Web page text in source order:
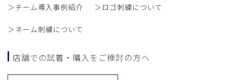
＞チーム導入事例紹介 ＞ロゴ刺繍について
＞ネーム刺繍について
店舗での試着・購入をご検討の方へ